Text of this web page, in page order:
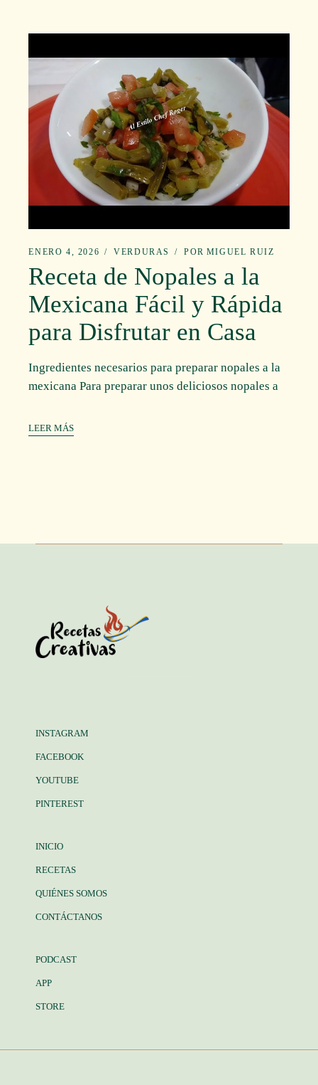
ENERO 4, 2026 VERDURAS POR MIGUEL RUIZ
Receta de Nopales a la
Mexicana Fácil y Rápida
para Disfrutar en Casa
Ingredientes necesarios para preparar nopales a la
mexicana Para preparar unos deliciosos nopales a
LEER MÁS
INSTAGRAM
FACEBOOK
YOUTUBE
PINTEREST
INICIO
RECETAS
QUIÉNES SOMOS
CONTÁCTANOS
PODCAST
APP
STORE